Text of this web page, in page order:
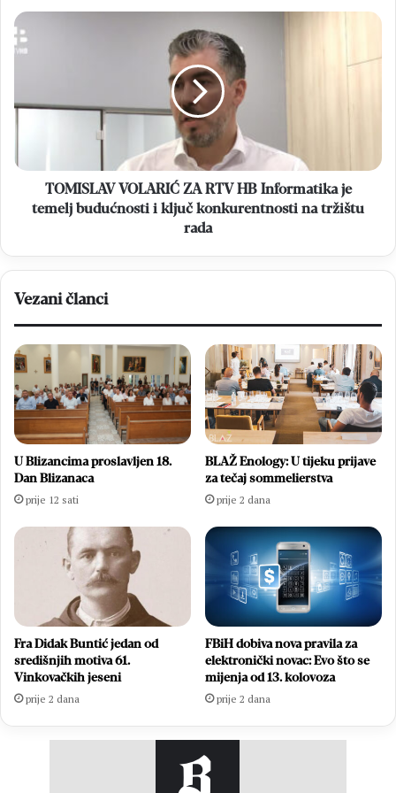
TOMISLAV
VOLARIĆ
ZA
Informatika
budućnosti
ključ
tržištu
TOMISLAV VOLARIĆ ZA RTV HB Informatika je
temelj budućnosti i ključ konkurentnosti na tržištu
rada
Vezani članci
U Blizancima proslavljen 18.
Dan Blizanaca
prije 12 sati
BLAŽ Enology: U tijeku prijave
za tečaj sommelierstva
prije 2 dana
Fra Didak Buntić jedan od
središnjih motiva 61.
Vinkovačkih jeseni
prije 2 dana
FBiH dobiva nova pravila za
elektronički novac: Evo što se
mijenja od 13. kolovoza
prije 2 dana